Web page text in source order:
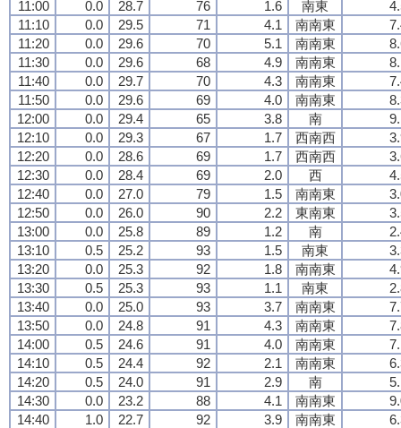
11:00
0.0 28.7 76 1.6 南東
11:10
0.0 29.5 71 4.1 南南東
11:20
0.0 29.6 70 5.1 南南東
11:30
0.0 29.6 68 4.9 南南東
11:40
0.0 29.7 70 4.3 南南東
11:50
0.0 29.6 69 4.0 南南東
12:00
0.0 29.4 65 3.8 南
12:10
0.0 29.3 67 1.7 西南西
12:20
0.0 28.6 69 1.7 西南西
12:30
0.0 28.4 69 2.0 西
12:40
0.0 27.0 79 1.5 南南東
12:50
0.0 26.0 90 2.2 東南東
13:00
0.0 25.8 89 1.2 南
13:10
0.5 25.2 93 1.5 南東
13:20
0.0 25.3 92 1.8 南南東
13:30
0.5 25.3 93 1.1 南東
13:40
0.0 25.0 93 3.7 南南東
13:50
0.0 24.8 91 4.3 南南東
14:00
0.5 24.6 91 4.0 南南東
14:10
0.5 24.4 92 2.1 南南東
14:20
0.5 24.0 91 2.9 南
14:30
0.0 23.2 88 4.1 南南東
14:40
1.0 22.7 92 3.9 南南東